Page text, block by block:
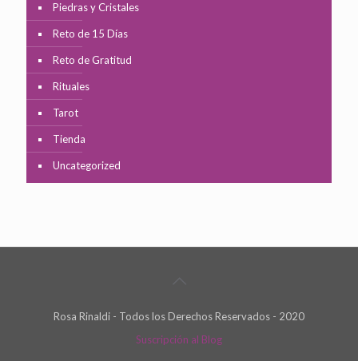
Piedras y Cristales
Reto de 15 Días
Reto de Gratitud
Rituales
Tarot
Tienda
Uncategorized
Rosa Rinaldi - Todos los Derechos Reservados - 2020
Suscripción al Blog